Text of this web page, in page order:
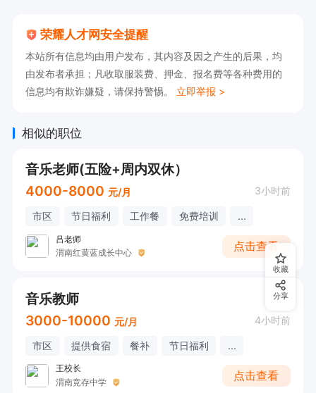
荣耀人才网安全提醒
本站所有信息均由用户发布，其内容及因之产生的后果，均
由发布者承担；凡收取服装费、押金、报名费等各种费用的
信息均有欺诈嫌疑，请保持警惕。 立即举报 >
相似的职位
音乐老师(五险+周内双休）
4000-8000 元/月 3小时前
市区 节日福利 工作餐 免费培训 ...
吕老师
渭南红黄蓝成长中心
点击查看
音乐教师
3000-10000 元/月 4小时前
市区 提供食宿 餐补 节日福利 ...
王校长
渭南竞存中学
点击查看
收藏
分享